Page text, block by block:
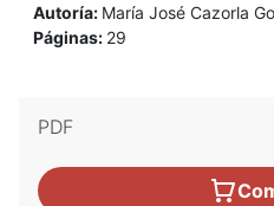
Autoría: María José Cazorla
Páginas: 29
PDF